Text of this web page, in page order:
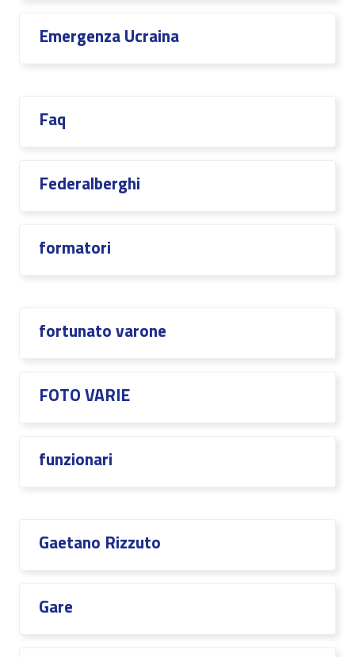
Emergenza Ucraina
Faq
Federalberghi
formatori
fortunato varone
FOTO VARIE
funzionari
Gaetano Rizzuto
Gare